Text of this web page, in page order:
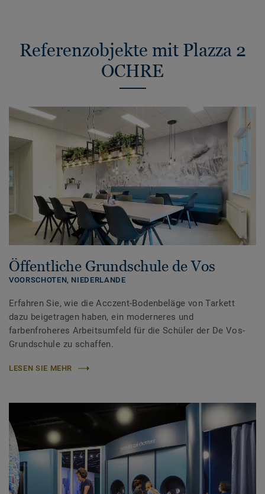
Referenzobjekte mit Plazza 2
OCHRE
Öffentliche Grundschule de Vos
VOORSCHOTEN, NIEDERLANDE
Erfahren Sie, wie die Acczent-Bodenbeläge von Tarkett
dazu beigetragen haben, ein moderneres und
farbenfroheres Arbeitsumfeld für die Schüler der De Vos-
Grundschule zu schaffen.
LESEN SIE MEHR